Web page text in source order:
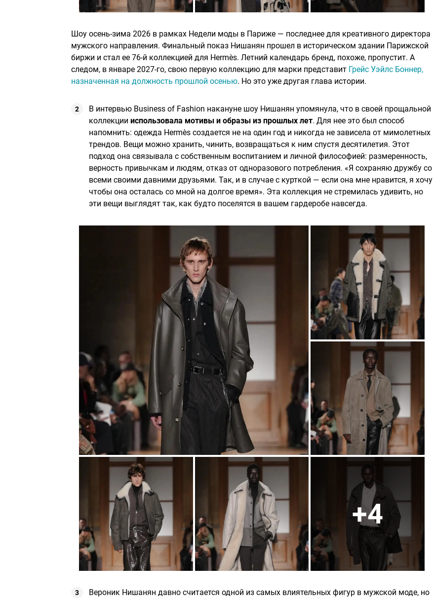
Шоу осень-зима 2026 в рамках Недели моды в Париже — последнее для креативного директора
мужского направления. Финальный показ Нишанян прошел в историческом здании Парижской
биржи и стал ее 76-й коллекцией для Hermès. Летний календарь бренд, похоже, пропустит. А
следом, в январе 2027-го, свою первую коллекцию для марки представит Грейс Уэйлс Боннер,
назначенная на должность прошлой осенью. Но это уже другая глава истории.
В интервью Business of Fashion накануне шоу Нишанян упомянула, что в своей прощальной
коллекции использовала мотивы и образы из прошлых лет. Для нее это был способ
напомнить: одежда Hermès создается не на один год и никогда не зависела от мимолетных
трендов. Вещи можно хранить, чинить, возвращаться к ним спустя десятилетия. Этот
подход она связывала с собственным воспитанием и личной философией: размеренность,
верность привычкам и людям, отказ от одноразового потребления. «Я сохраняю дружбу со
всеми своими давними друзьями. Так, и в случае с курткой — если она мне нравится, я хочу
чтобы она осталась со мной на долгое время». Эта коллекция не стремилась удивить, но
эти вещи выглядят так, как будто поселятся в вашем гардеробе навсегда.
+4
Вероник Нишанян давно считается одной из самых влиятельных фигур в мужской моде, но